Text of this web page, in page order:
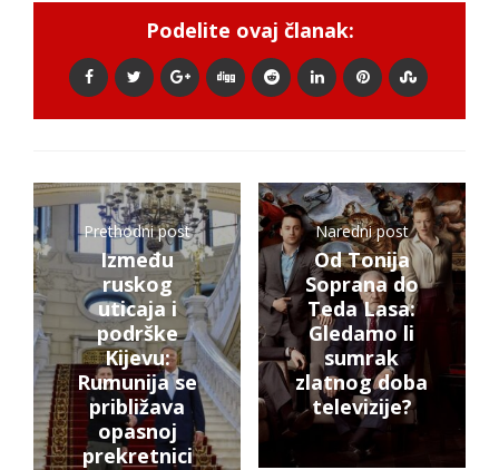
Podelite ovaj članak:
Prethodni post
Između
ruskog
uticaja i
podrške
Kijevu:
Rumunija se
približava
opasnoj
prekretnici
Naredni post
Od Tonija
Soprana do
Teda Lasa:
Gledamo li
sumrak
zlatnog doba
televizije?